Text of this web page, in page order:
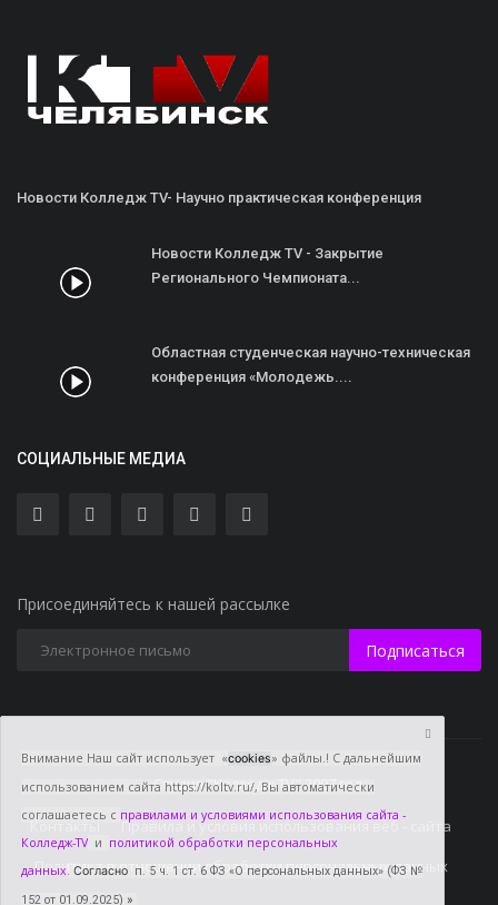
Новости Колледж TV- Научно практическая конференция
Новости Колледж TV - Закрытие
Регионального Чемпионата...
Областная студенческая научно-техническая
конференция «Молодежь....
СОЦИАЛЬНЫЕ МЕДИА
Присоединяйтесь к нашей рассылке
Подписаться
Студия "Колледж TV" 2007 год
Правила и условия использования веб - сайта
Политика в отношении обработки персональных данных
Внимание Наш сайт использует «cookies» файлы.! С дальнейшим
использованием сайта https://koltv.ru/, Вы автоматически
соглашаетесь с правилами и условиями использования сайта -
Колледж-TV и политикой обработки персональных
данных. Согласно п. 5 ч. 1 ст. 6 ФЗ «О персональных данных» (ФЗ №
152 от 01.09.2025) »